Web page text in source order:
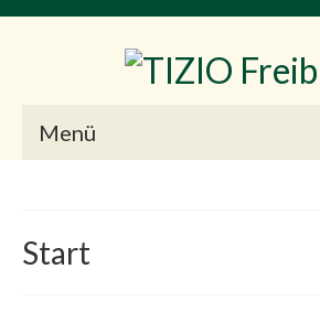
Menü
Impressum
Start